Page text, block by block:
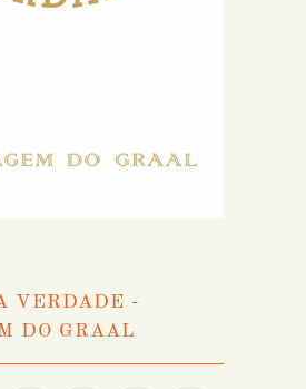
VERDADE -
DO GRAAL